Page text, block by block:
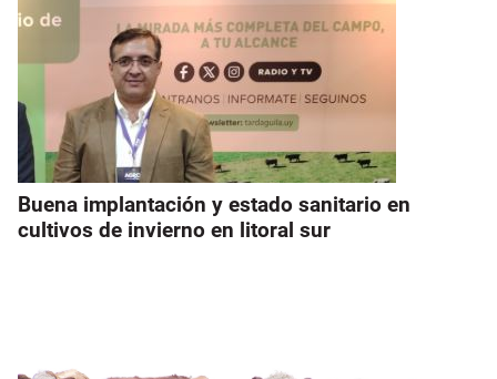
Buena implantación y estado sanitario en
cultivos de invierno en litoral sur